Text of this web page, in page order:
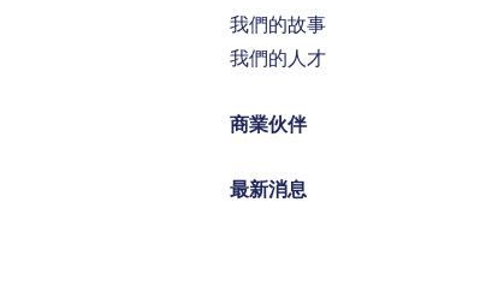
我們的故事
我們的人才
商業伙伴
最新消息